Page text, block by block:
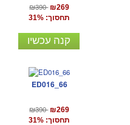
₪390 ₪269
תחסוך: 31%
קנה עכשיו
ED016_66
₪390 ₪269
תחסוך: 31%